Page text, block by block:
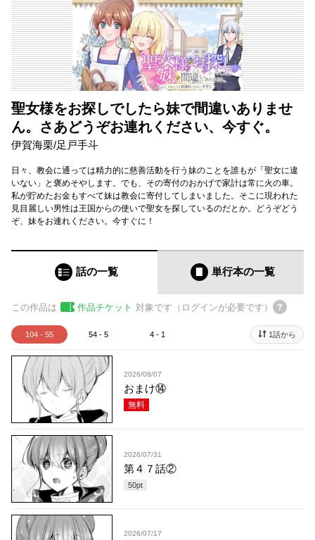
聖女様をお探しでしたら妹で間違いありませ
ん。さあどうぞお連れください、今すぐ。
伊賀海栗/足戸手斗
日々、教会に通っては精力的に慈善活動を行う妹のことを誰もが「聖女に違
いない」と褒めそやします。でも、その寄付のおかげで家計は常に火の車。
私が貯めたお金もすべて妹は教会に寄付してしまいました。そこに現われた
見目麗しい男性は王国からの使いで聖女を探しているのだとか。どうぞどう
ぞ、妹をお連れください。今すぐに！
話の一覧 単行本の一覧
この作品は 作品チケット 対象です（ログインが必要です）
104 - 55 54 - 5 4 - 1 1話から
2026/08/07
おまけ⑭
無料
2026/07/31
第４７話②
50pt
2026/07/17